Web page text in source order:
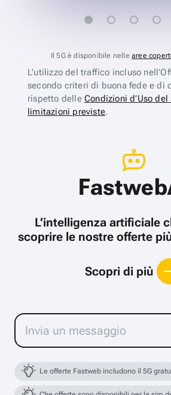
Il 5G è disponibile nelle aree
L’utilizzo del traffico incluso
secondo criteri di buona fede e di
rispetto delle Condizioni d’Uso
limitazioni previste.
L’intelligenza artificiale
scoprire le nostre offerte
Scopri di più
Le offerte Fastweb includono il 5G